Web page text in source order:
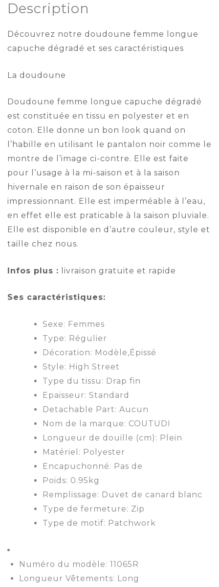
Description
Découvrez notre doudoune femme longue
capuche dégradé et ses caractéristiques
La doudoune
Doudoune femme longue capuche dégradé
est constituée en tissu en polyester et en
coton. Elle donne un bon look quand on
l’habille en utilisant le pantalon noir comme le
montre de l’image ci-contre. Elle est faite
pour l’usage à la mi-saison et à la saison
hivernale en raison de son épaisseur
impressionnant. Elle est imperméable à l’eau,
en effet elle est praticable à la saison pluviale.
Elle est disponible en d’autre couleur, style et
taille chez nous.
Infos plus : livraison gratuite et rapide
Ses caractéristiques:
Sexe: Femmes
Type: Régulier
Décoration: Modèle,Épissé
Style: High Street
Type du tissu: Drap fin
Epaisseur: Standard
Detachable Part: Aucun
Nom de la marque: COUTUDI
Longueur de douille (cm): Plein
Matériel: Polyester
Encapuchonné: Pas de
Poids: 0.95kg
Remplissage: Duvet de canard blanc
Type de fermeture: Zip
Type de motif: Patchwork
Numéro du modèle: 11065R
Longueur Vêtements: Long